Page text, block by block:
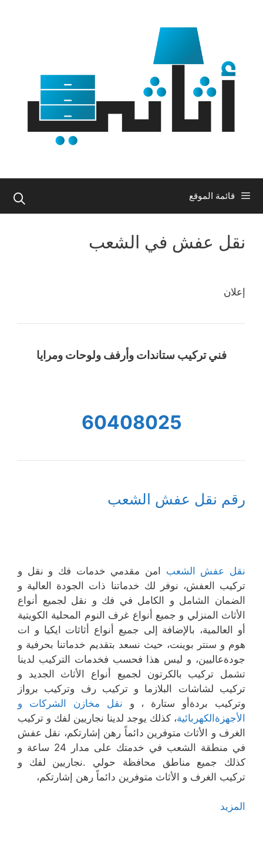
قائمة الموقع
نقل عفش في الشعب
إعلان
فني تركيب ستاندات وأرفف ولوحات ومرايا
60408025
رقم نقل عفش الشعب
نقل عفش الشعب امن مقدمي خدمات فك و نقل و
تركیب العفش، نوفر لك خدماتنا ذات الجودة العالیة و
الضمان الشامل و الكامل في فك و نقل لجمیع أنواع
الأثاث المنزلي و جمیع أنواع غرف النوم المحلیة الكویتیة
أو العالمیة، بالإضافة إلى جمیع أنواع أثاثات ایكیا و ات
ھوم و سنتر بوینت، حیث نسعد بتقدیم خدماتنا بحرفیة و
جودةعالیین، و لیس ھذا فحسب فخدمات التركیب لدینا
تشمل تركیب بالكرتون لجمیع أنواع الأثاث الجدید و
تركیب لشاشات البلازما و تركیب رف وتركیب برواز
وتركیب بردةأو ستارة ، و نقل مخازن الشركات و
الأجھزةالكھربائیة، كذلك یوجد لدینا نجاریین لفك و تركیب
الغرف و الأثاث متوفرین دائماً رھن إشارتكم، نقل عفش
في منطقة الشعب في خدمتك على مدار 24 ساعة و
كذلك جمیع مناطق محافظة حولي .نجاریین لفك و
تركیب الغرف و الأثاث متوفرین دائماً رھن إشارتكم،
المزيد